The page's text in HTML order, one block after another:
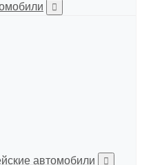
автомобили